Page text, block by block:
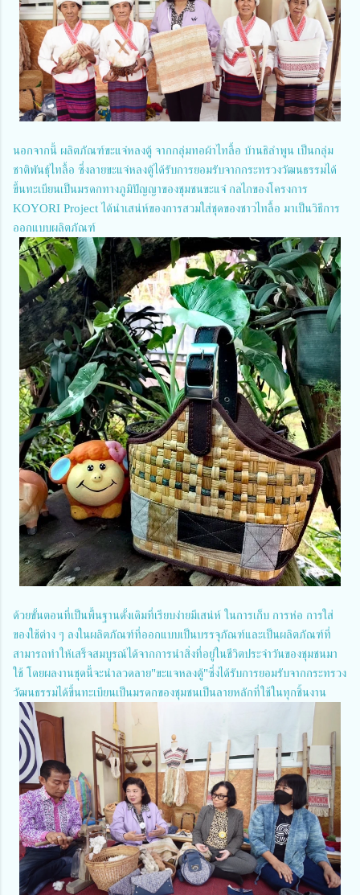
นอกจากนี้ ผลิตภัณฑ์ขะแจ๋หลงตู้ จากกลุ่มทอผ้าไทลื้อ บ้านธิลำพูน เป็นกลุ่ม
ชาติพันธุ์ไทลื้อ ซึ่งลายขะแจ๋หลงตู้ได้รับการยอมรับจากกระทรวงวัฒนธรรมได้
ขึ้นทะเบียนเป็นมรดกทางภูมิปัญญาของชุมชนขะแจ๋ กลไกของโครงการ
KOYORI Project ได้นำเสน่ห์ของการสวมใส่ชุดของชาวไทลื้อ มาเป็นวิธีการ
ออกแบบผลิตภัณฑ์
ด้วยขั้นตอนที่เป็นพื้นฐานดั้งเดิมที่เรียบง่ายมีเสน่ห์ ในการเก็บ การห่อ การใส่
ของใช้ต่าง ๆ ลงในผลิตภัณฑ์ที่ออกแบบเป็นบรรจุภัณฑ์และเป็นผลิตภัณฑ์ที่
สามารถทำให้เสร็จสมบูรณ์ได้จากการนำสิ่งที่อยู่ในชีวิตประจำวันของชุมชนมา
ใช้ โดยผลงานชุดนี้จะนำลวดลาย"ขะแจหลงตู้"ซึ่งได้รับการยอมรับจากกระทรวง
วัฒนธรรมได้ขึ้นทะเบียนเป็นมรดกของชุมชนเป็นลายหลักที่ใช้ในทุกชิ้นงาน